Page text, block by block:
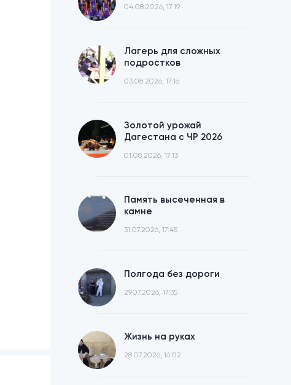
04.08.2026, 17:19
Лагерь для сложных
подростков
03.08.2026, 17:16
Золотой урожай
Дагестана с ЧР 2026
01.08.2026, 17:13
Память высеченная в
камне
31.07.2026, 17:45
Полгода без дороги
29.07.2026, 17:35
Жизнь на руках
28.07.2026, 16:02